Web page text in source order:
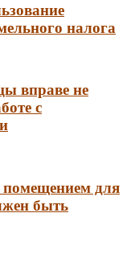
налога
вправе не
с
для
быть